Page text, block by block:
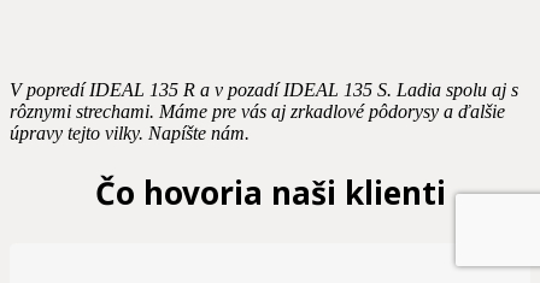
V popredí IDEAL 135 R a v pozadí IDEAL 135 S. Ladia spolu aj s
rôznymi strechami. Máme pre vás aj zrkadlové pôdorysy a ďalšie
úpravy tejto vilky. Napíšte nám.
Čo hovoria naši klienti